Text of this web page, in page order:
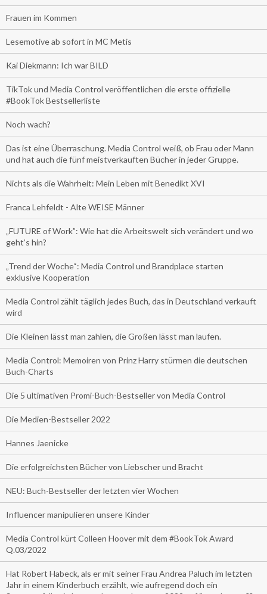
Frauen im Kommen
Lesemotive ab sofort in MC Metis
Kai Diekmann: Ich war BILD
TikTok und Media Control veröffentlichen die erste offizielle
#BookTok Bestsellerliste
Noch wach?
Das ist eine Überraschung. Media Control weiß, ob Frau oder Mann
und hat auch die fünf meistverkauften Bücher in jeder Gruppe.
Nichts als die Wahrheit: Mein Leben mit Benedikt XVI
Franca Lehfeldt - Alte WEISE Männer
„FUTURE of Work”: Wie hat die Arbeitswelt sich verändert und wo
geht’s hin?
„Trend der Woche“: Media Control und Brandplace starten
exklusive Kooperation
Media Control zählt täglich jedes Buch, das in Deutschland verkauft
wird
Die Kleinen lässt man zahlen, die Großen lässt man laufen.
Media Control: Memoiren von Prinz Harry stürmen die deutschen
Buch-Charts
Die 5 ultimativen Promi-Buch-Bestseller von Media Control
Die Medien-Bestseller 2022
Hannes Jaenicke
Die erfolgreichsten Bücher von Liebscher und Bracht
NEU: Buch-Bestseller der letzten vier Wochen
Influencer manipulieren unsere Kinder
Media Control kürt Colleen Hoover mit dem #BookTok Award
Q.03/2022
Hat Robert Habeck, als er mit seiner Frau Andrea Paluch im letzten
Jahr in einem Kinderbuch erzählt, wie aufregend doch ein